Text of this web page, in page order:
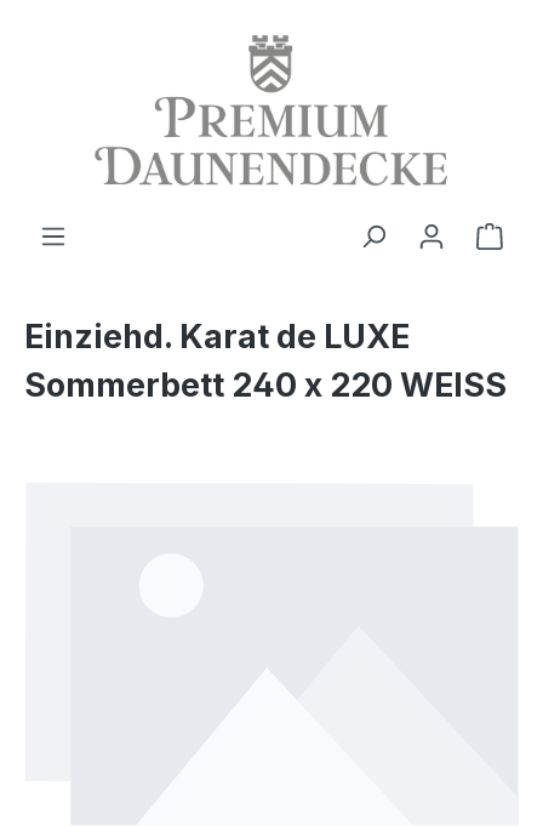
Einziehd. Karat de LUXE
Sommerbett 240 x 220 WEISS